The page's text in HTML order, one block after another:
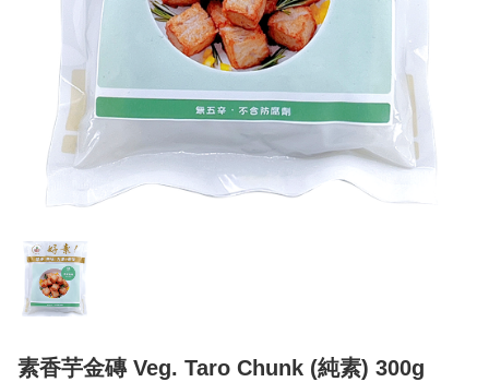
素香芋金磚 Veg. Taro Chunk (純素) 300g